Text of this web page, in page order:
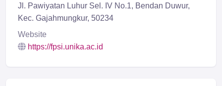
Jl. Pawiyatan Luhur Sel. IV No.1, Bendan Duwur,
Kec. Gajahmungkur, 50234
Website
https://fpsi.unika.ac.id